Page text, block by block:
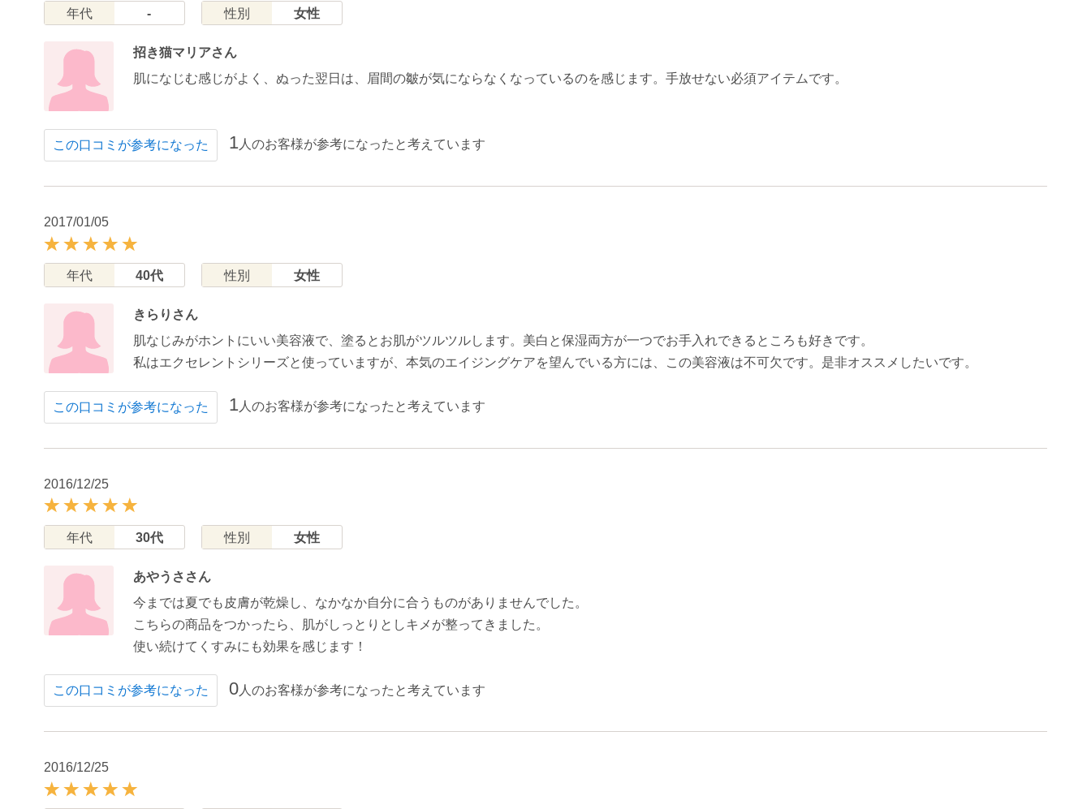
年代 - 性別 女性
招き猫マリアさん
肌になじむ感じがよく、ぬった翌日は、眉間の皺が気にならなくなっているのを感じます。手放せない必須アイテムです。
この口コミが参考になった 1 人のお客様が参考になったと考えています
2017/01/05
年代 40代 性別 女性
きらりさん
肌なじみがホントにいい美容液で、塗るとお肌がツルツルします。美白と保湿両方が一つでお手入れできるところも好きです。
私はエクセレントシリーズと使っていますが、本気のエイジングケアを望んでいる方には、この美容液は不可欠です。是非オススメしたいです。
この口コミが参考になった 1 人のお客様が参考になったと考えています
2016/12/25
年代 30代 性別 女性
あやうささん
今までは夏でも皮膚が乾燥し、なかなか自分に合うものがありませんでした。
こちらの商品をつかったら、肌がしっとりとしキメが整ってきました。
使い続けてくすみにも効果を感じます！
この口コミが参考になった 0人のお客様が参考になったと考えています
2016/12/25